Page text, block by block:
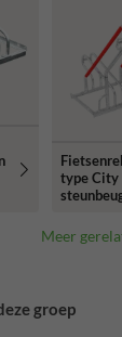
type City
Meer
groep